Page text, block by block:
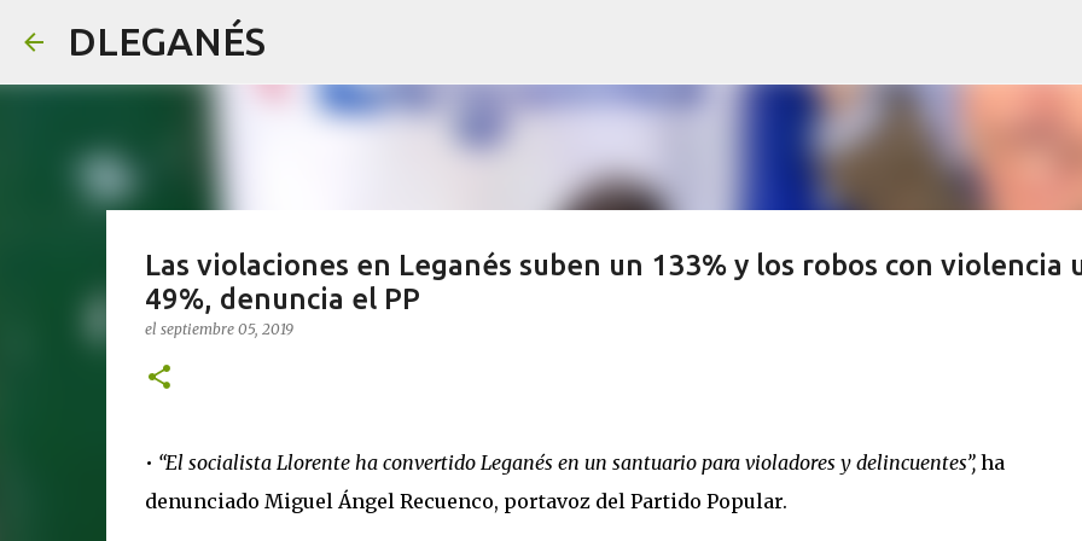
DLEGANÉS
Las violaciones en Leganés suben un 133% y los robos con violencia
49%, denuncia el PP
el septiembre 05, 2019
• “El socialista Llorente ha convertido Leganés en un santuario para violadores y delincuentes”,ha
denunciado Miguel Ángel Recuenco, portavoz del Partido Popular.